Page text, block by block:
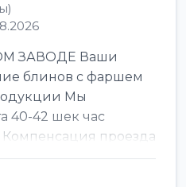
ЗАВОДЕ Ваши
блинов с фаршем
Мы
40-42 шек час
Компенсация проезда
График:...